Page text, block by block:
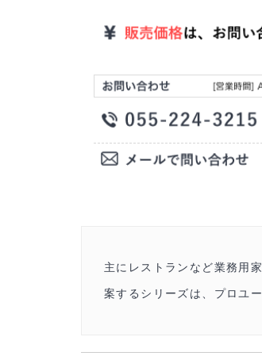
主にレストランなど業務用
案するシリーズは、プロユ